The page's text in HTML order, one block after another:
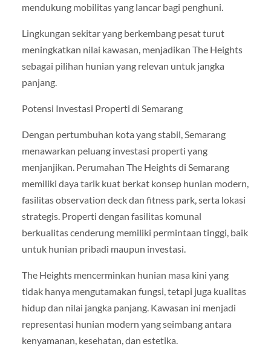
mendukung mobilitas yang lancar bagi penghuni.
Lingkungan sekitar yang berkembang pesat turut
meningkatkan nilai kawasan, menjadikan The Heights
sebagai pilihan hunian yang relevan untuk jangka
panjang.
Potensi Investasi Properti di Semarang
Dengan pertumbuhan kota yang stabil, Semarang
menawarkan peluang investasi properti yang
menjanjikan. Perumahan The Heights di Semarang
memiliki daya tarik kuat berkat konsep hunian modern,
fasilitas observation deck dan fitness park, serta lokasi
strategis. Properti dengan fasilitas komunal
berkualitas cenderung memiliki permintaan tinggi, baik
untuk hunian pribadi maupun investasi.
The Heights mencerminkan hunian masa kini yang
tidak hanya mengutamakan fungsi, tetapi juga kualitas
hidup dan nilai jangka panjang. Kawasan ini menjadi
representasi hunian modern yang seimbang antara
kenyamanan, kesehatan, dan estetika.